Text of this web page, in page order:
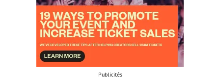
Publicités